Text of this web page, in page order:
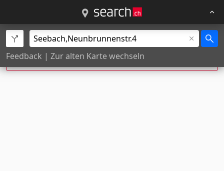
Feedback | Zur alten Karte wechseln
Neunbrunnenstr. 4, Seebach wurde zu
Neunbrunnenstr. 4, 8050Zürichkorrigiert.